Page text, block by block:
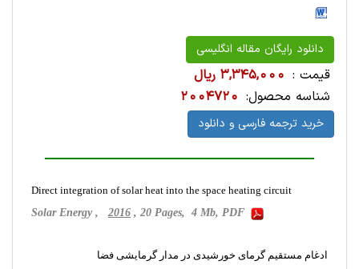
دانلود رایگان مقاله انگلیسی
قیمت : 3,345,000 ریال
شناسه محصول: 2004720
خرید ترجمه فارسی و دانلود
Direct integration of solar heat into the space heating circuit
Solar Energy , 2016 , 20 Pages, 4 Mb, PDF
ادغام مستقیم گرمای خورشیدی در مدار گرمایشی فضا